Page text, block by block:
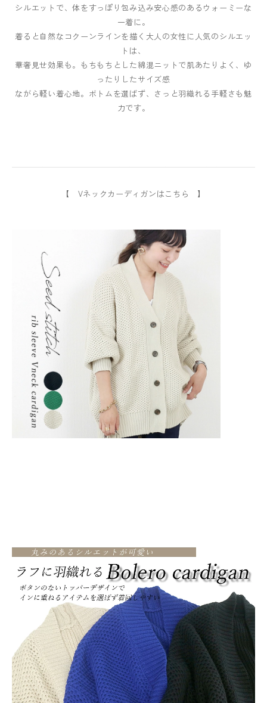
シルエットで、体をすっぽり包み込み安心感のあるウォーミーな
一着に。
着ると自然なコクーンラインを描く大人の女性に人気のシルエッ
トは、
華奢見せ効果も。もちもちとした綿混ニットで肌あたりよく、ゆ
ったりしたサイズ感
ながら軽い着心地。ボトムを選ばず、さっと羽織れる手軽さも魅
力です。
【 Vネックカーディガンはこちら 】